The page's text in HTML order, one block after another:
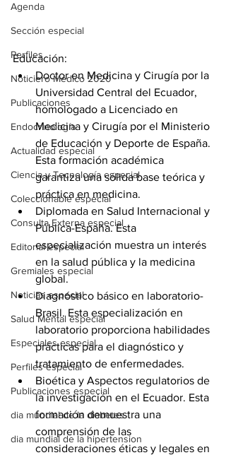
Agenda
Sección especial
Perfiles
Noticiero Médico 2020
Publicaciones
Endocrinología
Actualidad especial
Ciencia y Tecnología especial
Coleccionable especial
Consulta Externa especial
Editorial especial
Gremiales especial
Noticias especial
Salud Mental especial
Especiales especial
Perfiles especial
Publicaciones especial
dia mundial de la diabetes
dia mundial de la hipertension
Educación:
Doctor en Medicina y Cirugía por la
Universidad Central del Ecuador,
homologado a Licenciado en
Medicina y Cirugía por el Ministerio
de Educación y Deporte de España.
Esta formación académica
garantiza una sólida base teórica y
práctica en medicina.
Diplomada en Salud Internacional y
Pública-España. Esta
especialización muestra un interés
en la salud pública y la medicina
global.
Diagnóstico básico en laboratorio-
Brasil. Esta especialización en
laboratorio proporciona habilidades
prácticas para el diagnóstico y
tratamiento de enfermedades.
Bioética y Aspectos regulatorios de
la investigación en el Ecuador. Esta
formación demuestra una
comprensión de las
consideraciones éticas y legales en